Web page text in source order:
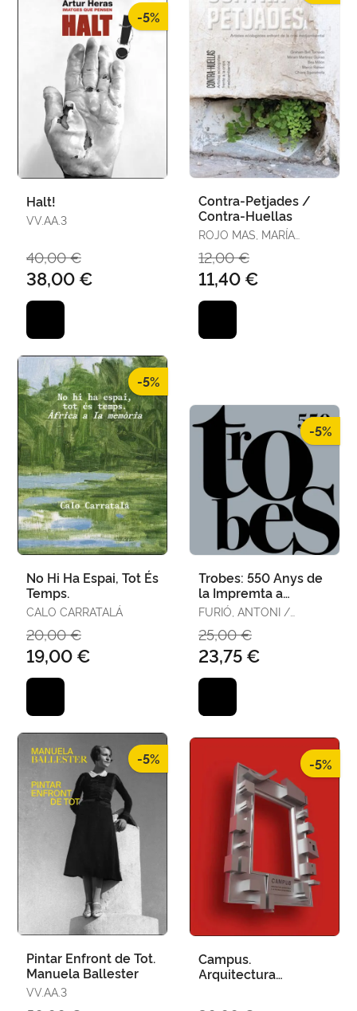
-5%
Halt!
VV.AA.3
40,00 €
38,00 €
Contra-Petjades /
Contra-Huellas
ROJO MAS, MARÍA
BENEYTO, CARMEN
12,00 €
11,40 €
-5%
No Hi Ha Espai, Tot És
Temps.
CALO CARRATALÁ
20,00 €
19,00 €
-5%
Trobes: 550 Anys de
la Impremta a
València
FURIÓ, ANTONI /
/ VICIANO, PAU
25,00 €
23,75 €
-5%
Pintar Enfront de Tot.
Manuela Ballester
VV.AA.3
-5%
Campus.
Arquitectura